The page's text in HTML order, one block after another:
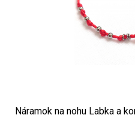
Náramok na nohu Labka a